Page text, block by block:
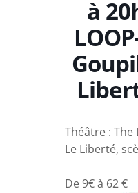
à
Théâtre : The
Le Liberté,
De 9€ à 62 €